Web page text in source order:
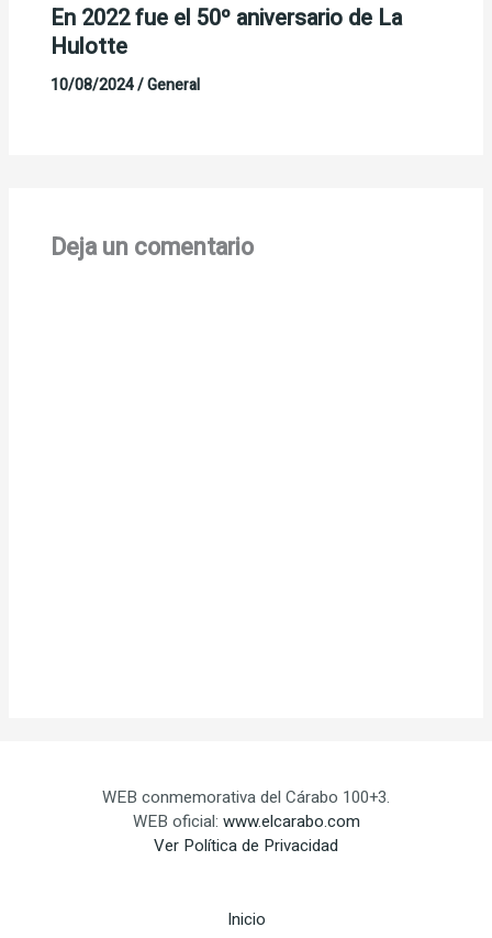
En 2022 fue el 50º aniversario de La
Hulotte
10/08/2024/General
Deja un comentario
WEB conmemorativa del Cárabo 100+3.
WEB oficial: www.elcarabo.com
Ver Política de Privacidad
Inicio